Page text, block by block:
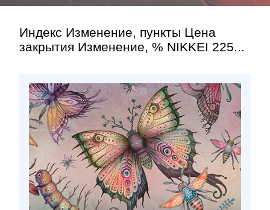
Индекс Изменение, пункты Цена
закрытия Изменение, % NIKKEI 225...
Контакт»